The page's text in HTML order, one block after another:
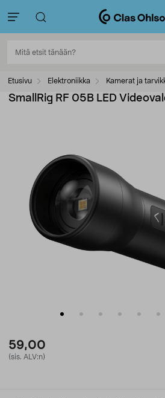
Etusivu Elektroniikka Kamerat ja
SmallRig RF 05B LED
59,00
(sis. ALV:n)